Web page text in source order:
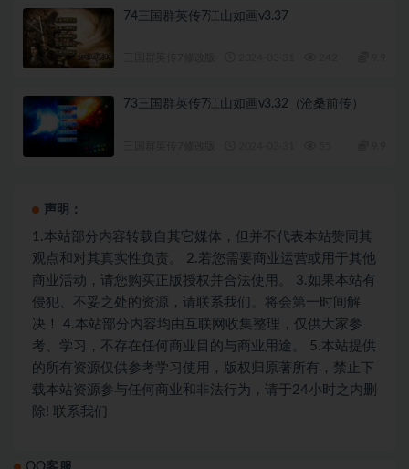
74三国群英传7江山如画v3.37
73三国群英传7江山如画v3.32（沧桑前传）
声明：
1.本站部分内容转载自其它媒体，但并不代表本站赞同其
观点和对其真实性负责。 2.若您需要商业运营或用于其他
商业活动，请您购买正版授权并合法使用。 3.如果本站有
侵犯、不妥之处的资源，请联系我们。将会第一时间解
决！ 4.本站部分内容均由互联网收集整理，仅供大家参
考、学习，不存在任何商业目的与商业用途。 5.本站提供
的所有资源仅供参考学习使用，版权归原著所有，禁止下
载本站资源参与任何商业和非法行为，请于24小时之内删
除! 联系我们